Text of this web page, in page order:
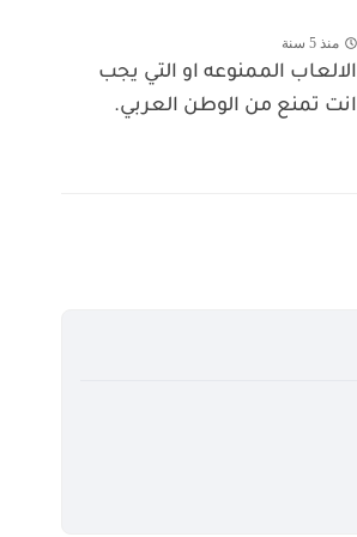
منذ 5 سنة
الالعاب الممنوعه او التي يجب
انت تمنع من الوطن العربي.